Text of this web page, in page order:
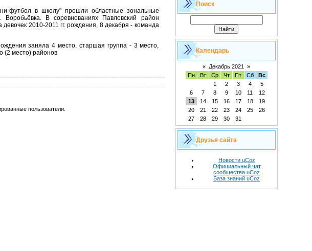
футбол в школу" прошли областные зональные
В соревнованиях Павловский район
2010-2011 гг. рождения, 8 декабря - команда
заняла 4 место, старшая группа - 3 место,
(2 место) районов
пользователи.
Поиск
Календарь
« Декабрь 2021
»
Пн
Вт Ср Чт Пт Сб
Вс
1
2 3 4
5
6
7 8 9 10 11
12
13
14 15 16 17 18
19
20
21 22 23 24 25
26
27
28 29 30 31
Друзья сайта
Новости uCoz
Официальный чат
сообщества uCoz
База знаний uCoz